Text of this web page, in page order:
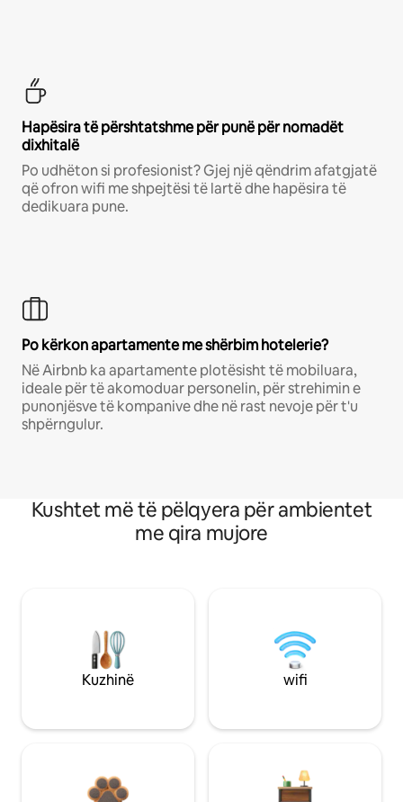
Hapësira të përshtatshme për punë për nomadët
dixhitalë
Po udhëton si profesionist? Gjej një qëndrim afatgjatë
që ofron wifi me shpejtësi të lartë dhe hapësira të
dedikuara pune.
Po kërkon apartamente me shërbim hotelerie?
Në Airbnb ka apartamente plotësisht të mobiluara,
ideale për të akomoduar personelin, për strehimin e
punonjësve të kompanive dhe në rast nevoje për t'u
shpërngulur.
Kushtet më të pëlqyera për ambientet
me qira mujore
Kuzhinë wifi